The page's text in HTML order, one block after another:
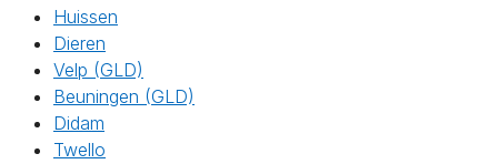
Huissen
Dieren
Velp (GLD)
Beuningen (GLD)
Didam
Twello